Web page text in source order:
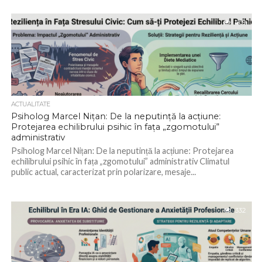
409
ACTUALITATE
Psiholog Marcel Nițan: De la neputință la acțiune:
Protejarea echilibrului psihic în fața „zgomotului”
administrativ
Psiholog Marcel Nițan: De la neputință la acțiune: Protejarea
echilibrului psihic în fața „zgomotului” administrativ Climatul
public actual, caracterizat prin polarizare, mesaje...
332